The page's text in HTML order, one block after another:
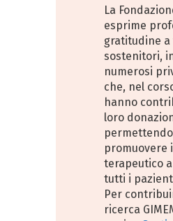
La
esprime
gratitudine
sostenitori,
numerosi
che, nel
hanno
loro
promuovere
terapeutico
tutti i
Per
ricerca